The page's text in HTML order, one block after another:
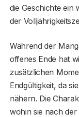
die Geschichte ein
der
Während der
offenes Ende hat
zusätzlichen
Endgültigkeit, da
nähern. Die
wohin sie nach